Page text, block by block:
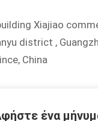
Xiajiao
district ,
China
ένα